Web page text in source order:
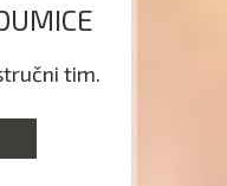
tim.